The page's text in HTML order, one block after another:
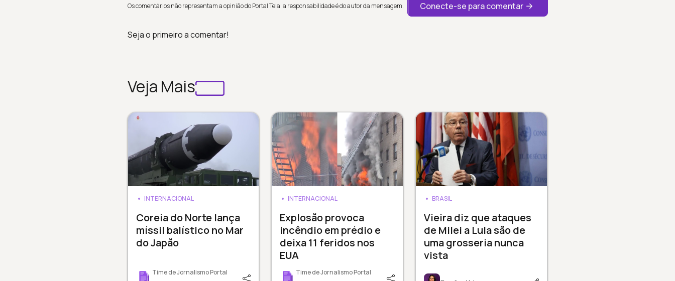
Os comentários não representam a opinião do Portal Tela; a responsabilidade é do autor da mensagem. Conecte-se para comentar
Seja o primeiro a comentar!
Veja Mais
INTERNACIONAL
Coreia do Norte lança
míssil balístico no Mar
do Japão
Time de Jornalismo Portal
INTERNACIONAL
Explosão provoca
incêndio em prédio e
deixa 11 feridos nos
EUA
Time de Jornalismo Portal
BRASIL
Vieira diz que ataques
de Milei a Lula são de
uma grosseria nunca
vista